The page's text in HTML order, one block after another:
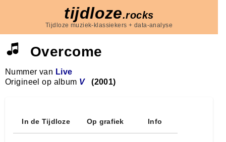
tijdloze.rocks
Tijdloze muziek-klassiekers + data-analyse
Overcome
Nummer van Live
Origineel op album V (2001)
In de Tijdloze Op grafiek Info